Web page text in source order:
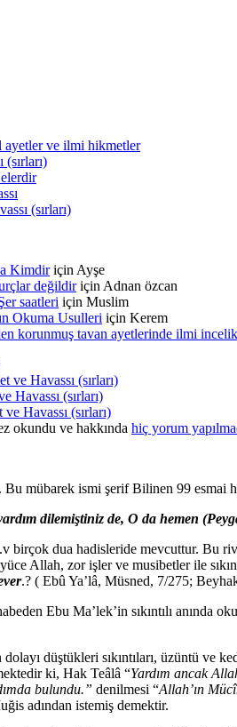
ayetler ve ilmi hikmetler
(sırları)
Kimdiriçin Ayşe
değildiriçin Adnan özcan
saatleri için Muslim
Okuma Usulleri için Kerem
korunmuş tavan ayetlerinde ilmi
ve Havassı (sırları)
Havassı (sırları)
Havassı (sırları)
okundu ve hakkında hiç yorum
Bu mübarek ismi şerif Bilinen 99
dilemiştiniz de, O da hemen
dua hadisleride mevcuttur. Bu
Allah, zor işler ve musibetler ile
.? ( Ebû Ya’lâ, Müsned, 7/275;
Ebu Ma’lek’in sıkıntılı anında
düştükleri sıkıntıları, üzüntü
ki, Hak Teâlâ “Yardım ancak
bulundu.” denilmesi “Allah’ın
adından istemiş demektir.